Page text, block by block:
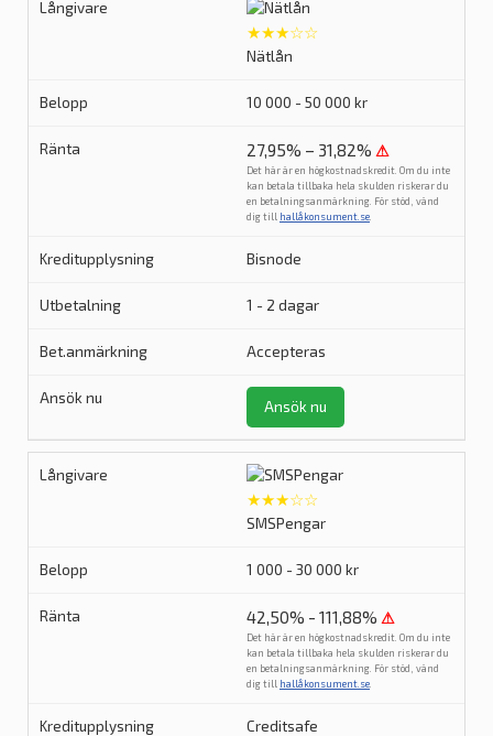
★★★☆☆
Nätlån
10 000 - 50 000 kr
27,95% – 31,82% ⚠
Det här är en högkostnadskredit. Om du inte
kan betala tillbaka hela skulden riskerar du
en betalningsanmärkning. För stöd, vänd
dig till hallåkonsument.se
Bisnode
1 - 2 dagar
Accepteras
Ansök nu
★★★☆☆
SMSPengar
1 000 - 30 000 kr
42,50% - 111,88% ⚠
Det här är en högkostnadskredit. Om du inte
kan betala tillbaka hela skulden riskerar du
en betalningsanmärkning. För stöd, vänd
dig till hallåkonsument.se
Creditsafe